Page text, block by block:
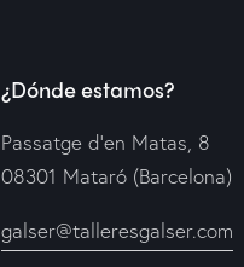
¿Dónde estamos?
Passatge d’en Matas, 8
08301 Mataró (Barcelona)
galser@talleresgalser.com